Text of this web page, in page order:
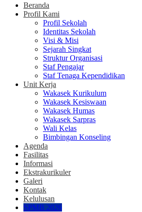
Beranda
Profil Kami
Profil Sekolah
Identitas Sekolah
Visi & Misi
Sejarah Singkat
Struktur Organisasi
Staf Pengajar
Staf Tenaga Kependidikan
Unit Kerja
Wakasek Kurikulum
Wakasek Kesiswaan
Wakasek Humas
Wakasek Sarpras
Wali Kelas
Bimbingan Konseling
Agenda
Fasilitas
Informasi
Ekstrakurikuler
Galeri
Kontak
Kelulusan
SPMB 2026